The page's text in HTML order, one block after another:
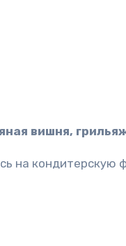
вишня,
на кондитерскую